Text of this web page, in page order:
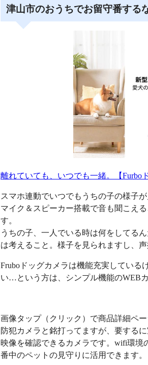
津山市のおうちでお留守番する
離れていても、いつでも一緒。【Furbo
スマホ連動でいつでもうちの子の様子
マイク＆スピーカー搭載で音も聞こえ
す。
うちの子、一人でいる時は何をしてる
は考えること。様子を見られますし、
Fruboドッグカメラは機能充実している
い…という方は、シンプル機能のWEB
画像タップ（クリック）で商品詳細ペー
防犯カメラと銘打ってますが、要する
映像を確認できるカメラです。wifi環境
番中のペットの見守りに活用できます。